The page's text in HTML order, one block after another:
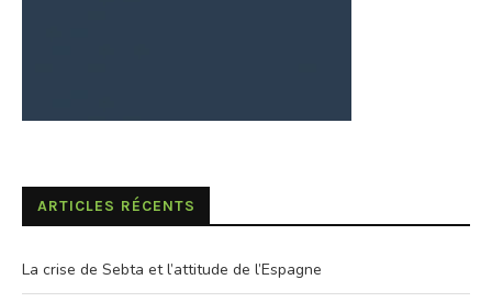
ARTICLES RÉCENTS
La crise de Sebta et l’attitude de l’Espagne